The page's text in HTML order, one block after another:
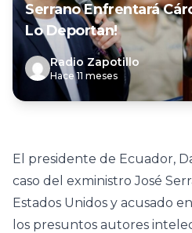
Serrano Enfrentará
Lo Deportan!
Radio Zapotillo
Hace 11 meses
El presidente de Ecuador,
caso del exministro José
Estados Unidos y acusado
los presuntos autores